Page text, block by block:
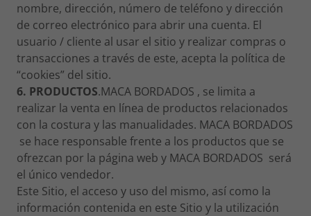
nombre, dirección, número de teléfono y dirección
de correo electrónico para abrir una cuenta. El
usuario / cliente al usar el sitio y realizar compras o
transacciones a través de este, acepta la política de
“cookies” del sitio.
6. PRODUCTOS.MACA BORDADOS , se limita a
realizar la venta en línea de productos relacionados
con la costura y las manualidades. MACA BORDADOS
se hace responsable frente a los productos que se
ofrezcan por la página web y MACA BORDADOS será
el único vendedor.
Este Sitio, el acceso y uso del mismo, así como la
información contenida en este Sitio y la utilización